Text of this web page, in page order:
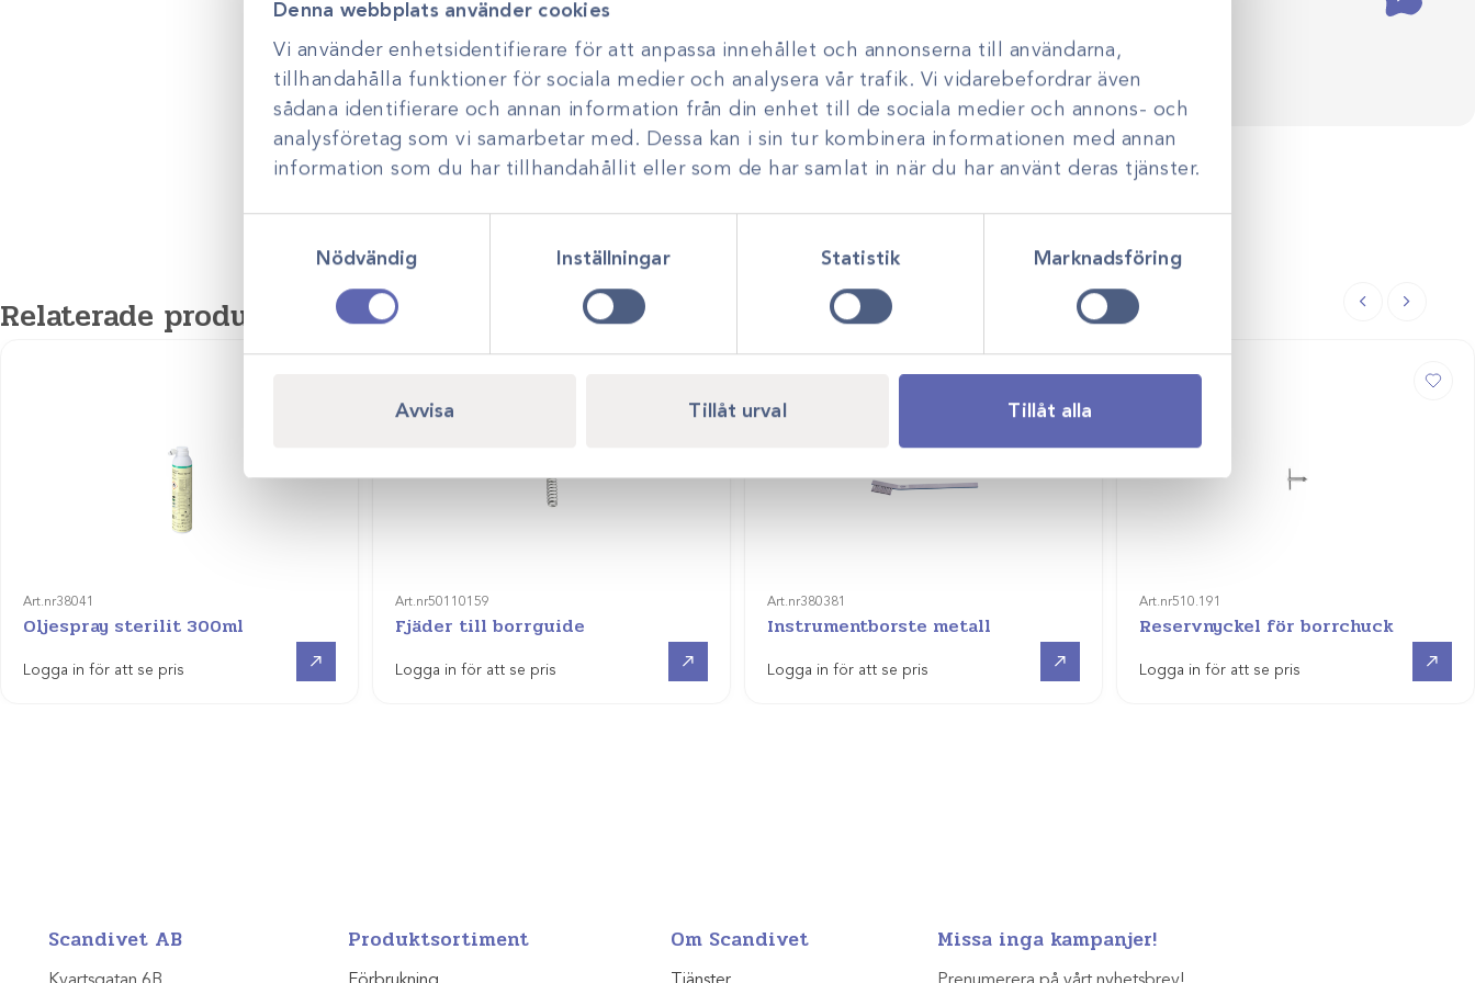
Denna webbplats använder cookies
Vi använder enhetsidentifierare för att anpassa innehållet och annonserna till användarna,
tillhandahålla funktioner för sociala medier och analysera vår trafik. Vi vidarebefordrar även
sådana identifierare och annan information från din enhet till de sociala medier och annons- och
analysföretag som vi samarbetar med. Dessa kan i sin tur kombinera informationen med annan
information som du har tillhandahållit eller som de har samlat in när du har använt deras tjänster.
Nödvändig
Inställningar Statistik Marknadsföring
Avvisa Tillåt urval Tillåt alla
Veterinary Instrumentation (VI) är ett mycket välkänt företag som i över tre decennier
produkter inom kirurgiska och ortopediska instrument, ledkirurgi och frakturfixering –
Relaterade produkter
Art.nr38041
Oljespray sterilit 300ml
Logga in för att se pris
Art.nr50110159
Fjäder till borrguide
Logga in för att se pris
Art.nr380381
Instrumentborste metall
Logga in för att se pris
Art.nr510.191
Reservnyckel för borrchuck
Logga in för att se pris
Scandivet AB Produktsortiment Om Scandivet Missa inga kampanjer!